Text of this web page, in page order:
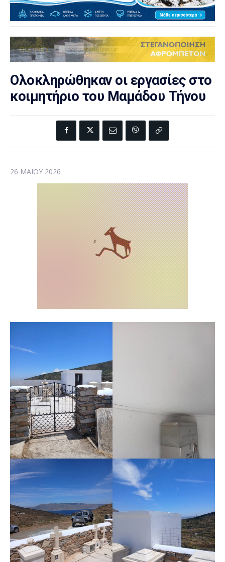
Ολοκληρώθηκαν οι εργασίες στο
κοιμητήριο του Μαμάδου Τήνου
26 ΜΑΪ́ΟΥ 2026